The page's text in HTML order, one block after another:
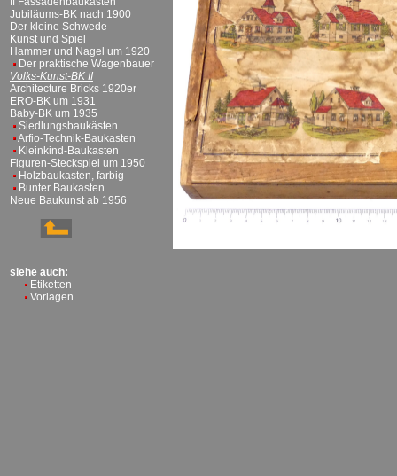
Jubiläums-BK nach 1900
Der kleine Schwede
Kunst und Spiel
Hammer und Nagel um 1920
Der praktische Wagenbauer
Volks-Kunst-BK II
Architecture Bricks 1920er
ERO-BK um 1931
Baby-BK um 1935
Siedlungsbaukästen
Arfio-Technik-Baukasten
Kleinkind-Baukasten
Figuren-Steckspiel um 1950
Holzbaukasten, farbig
Bunter Baukasten
Neue Baukunst ab 1956
siehe auch:
Etiketten
Vorlagen